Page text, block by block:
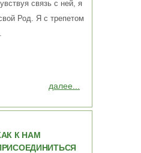
далее...
связь с ней, я
Род. Я с трепетом
К НАМ